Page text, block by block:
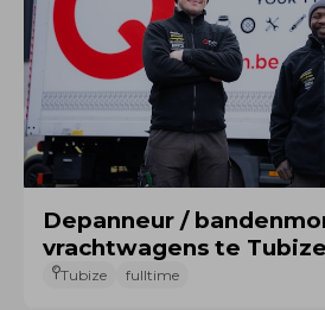
Depanneur /
vrachtwagens te Tubize
Tubize fulltime